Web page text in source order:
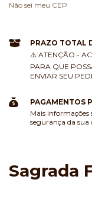
Não sei meu CEP
PRAZO TOTAL
⚠️ ATENÇÃO -
PARA QUE
ENVIAR SEU
PAGAMENTOS
Mais informações
segurança da sua
Sagrada